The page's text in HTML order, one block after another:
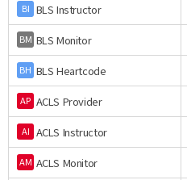
BI BLS Instructor
BM BLS Monitor
BH BLS Heartcode
AP ACLS Provider
AI ACLS Instructor
AM ACLS Monitor